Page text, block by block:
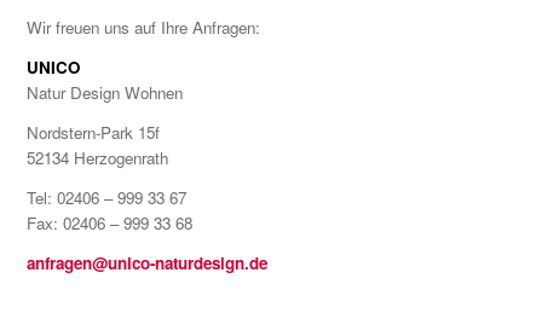
Wir freuen uns auf Ihre Anfragen:
UNICO
Natur Design Wohnen
Nordstern-Park 15f
52134 Herzogenrath
Tel: 02406 – 999 33 67
Fax: 02406 – 999 33 68
anfragen@unico-naturdesign.de